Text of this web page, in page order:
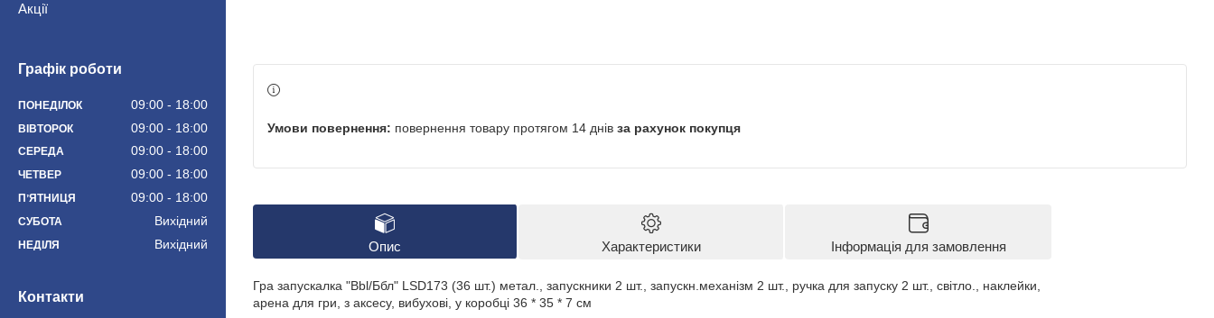
Акції
Графік роботи
ПОНЕДІЛОК 09:00 18:00
ВІВТОРОК 09:00 18:00
СЕРЕДА 09:00 18:00
ЧЕТВЕР 09:00 18:00
ПʼЯТНИЦЯ 09:00 18:00
СУБОТА Вихідний
НЕДІЛЯ Вихідний
Контакти
повернення товару протягом 14 днів за рахунок покупця
Опис Характеристики Інформація для замовлення
Гра запускалка "Bbl/Ббл" LSD173 (36 шт.) метал., запускники 2 шт., запускн.механізм 2 шт., ручка для запуску 2 шт., світло., наклейки,
арена для гри, з аксесу, вибухові, у коробці 36 * 35 * 7 см